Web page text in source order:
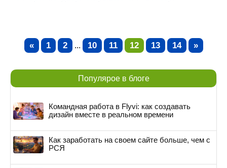
« 1 2 ... 10 11 12 13 14 »
Популярое в блоге
Командная работа в Flyvi: как создавать
дизайн вместе в реальном времени
Как заработать на своем сайте больше, чем с
РСЯ